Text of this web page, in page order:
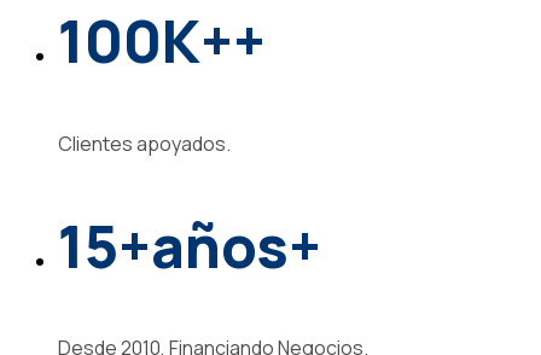
100K++
Clientes apoyados.
15+años+
Desde 2010, Financiando Negocios.